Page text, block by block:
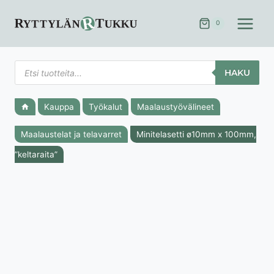
sisältöön
0
Products
search
HAKU
Kauppa Työkalut Maalaustyövälineet
Maalaustelat ja telavarret Minitelasetti ø10mm x 100mm,
”keltaraita”